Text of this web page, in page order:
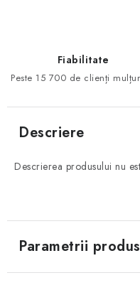
Fiabilitate
Peste 15 700 de clienți
Descriere
Descrierea produsului nu
Parametrii